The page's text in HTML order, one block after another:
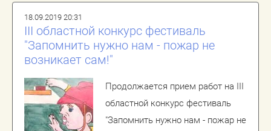
18.09.2019 20:31
III областной конкурс фестиваль
"Запомнить нужно нам - пожар не
возникает сам!"
Продолжается прием работ на III
областной конкурс фестиваль
"Запомнить нужно нам - пожар не